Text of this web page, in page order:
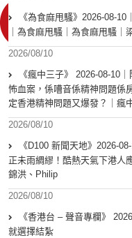
《為食麻甩騷》2026-08-
｜為食麻甩騷｜為食麻甩騷｜
2026/08/10
《瘋中三子》 2026-08-10
怖血案，係嘈音係精神問題係
定香港精神問題又爆發？｜瘋
2026/08/10
《D100 新聞天地》2026-
正未雨綢繆！酷熱天氣下港人
錦洪、Philip
2026/08/10
《香港台 – 聲音專欄》
就選擇結紮